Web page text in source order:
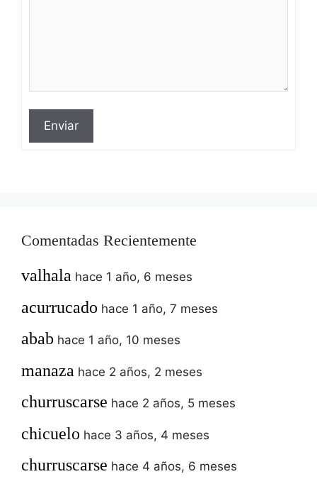
Enviar
Comentadas Recientemente
valhala hace 1 año, 6 meses
acurrucado hace 1 año, 7 meses
abab hace 1 año, 10 meses
manaza hace 2 años, 2 meses
churruscarse hace 2 años, 5 meses
chicuelo hace 3 años, 4 meses
churruscarse hace 4 años, 6 meses